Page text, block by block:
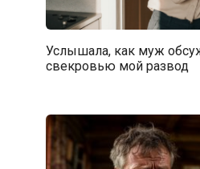
Услышала, как муж
свекровью мой развод